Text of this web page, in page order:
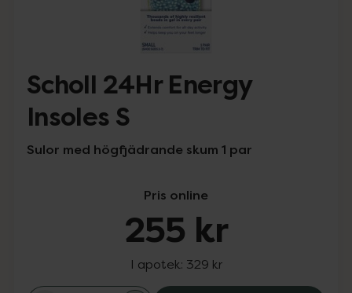
Scholl 24Hr Energy
Insoles S
Sulor med högfjädrande skum 1 par
Pris online
255 kr
I apotek: 329 kr